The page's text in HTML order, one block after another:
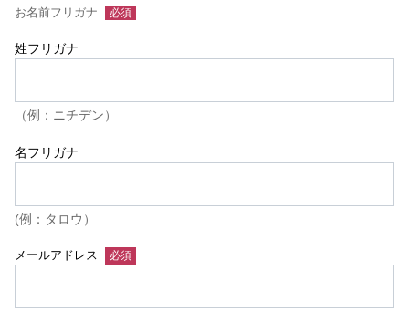
お名前フリガナ
姓フリガナ
（例：ニチデン）
名フリガナ
(例：タロウ）
メールアドレス